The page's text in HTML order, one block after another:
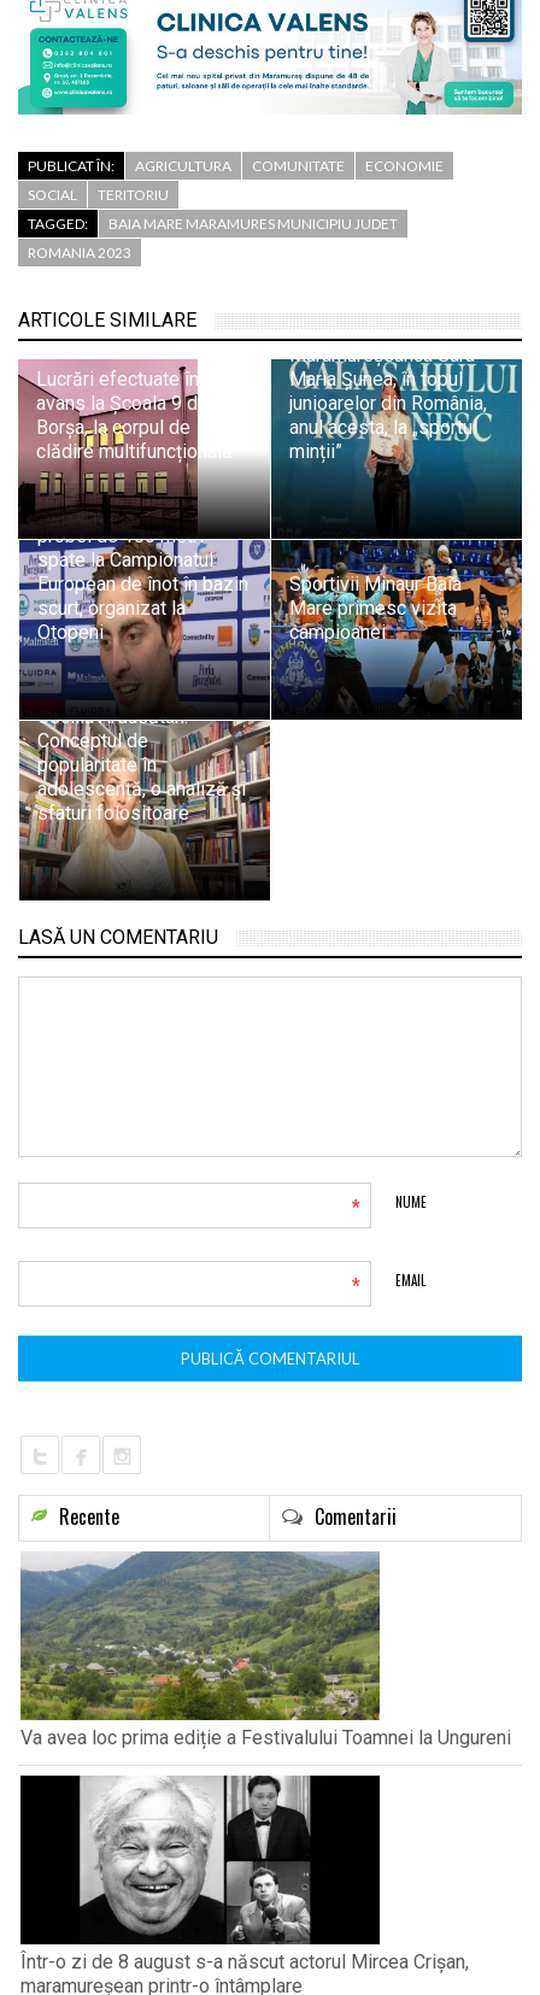
PUBLICAT ÎN: AGRICULTURA COMUNITATE
ECONOMIE
SOCIAL
TERITORIU
TAGGED:
BAIA MARE MARAMURES MUNICIPIU JUDET
ROMANIA 2023
ARTICOLE SIMILARE
Lucrări efectuate în
avans la Școala 9 din
Borșa, la corpul de
clădire multifuncțională
Maramureșeanca Sara
Maria Șunea, în topul
junioarelor din România,
anul acesta, la „sportul
minții”
Maramureșeanul Andrei
Ungur, calificat în finala
probei de 100 metri
spate la Campionatul
European de înot în bazin
scurt, organizat la
Otopeni
Sportivii Minaur Baia
Mare primesc vizita
campioanei
Psiholog Psihoterapeut
Cecilia Ardusătan:
Conceptul de
popularitate în
adolescență, o analiză și
sfaturi folositoare
LASĂ UN COMENTARIU
NUME
*
EMAIL
*
Recente Comentarii
Va avea loc prima ediție a Festivalului Toamnei la Ungureni
Într-o zi de 8 august s-a născut actorul Mircea Crișan,
maramureșean printr-o întâmplare